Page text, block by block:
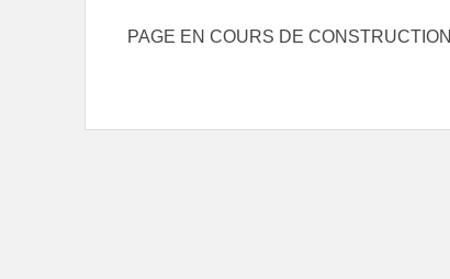
PAGE EN COURS DE CONSTRUCTION